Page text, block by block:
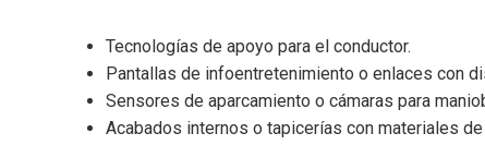
Tecnologías de apoyo para el conductor.
Pantallas de infoentretenimiento o enlaces con
Sensores de aparcamiento o cámaras para
Acabados internos o tapicerías con materiales